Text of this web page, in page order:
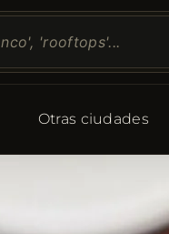
Otras ciudades